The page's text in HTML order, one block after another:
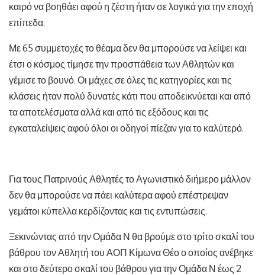
καιρό να βοηθάει αφού η ζέστη ήταν σε λογικά για την εποχή
επίπεδα.
Με 65 συμμετοχές το θέαμα δεν θα μπορούσε να λείψει και
έτσι ο κόσμος τίμησε την προσπάθεια των Αθλητών και
γέμισε το βουνό. Οι μάχες σε όλες τις κατηγορίες και τις
κλάσεις ήταν πολύ δυνατές κάτι που αποδεικνύεται και από
τα αποτελέσματα αλλά και από τις εξόδους και τις
εγκαταλείψεις αφού όλοι οι οδηγοί πίεζαν για το καλύτερό.
Για τους Πατρινούς Αθλητές το Αγωνιστικό διήμερο μάλλον
δεν θα μπορούσε να πάει καλύτερα αφού επέστρεψαν
γεμάτοι κύπελλα κερδίζοντας και τις εντυπώσεις.
Ξεκινώντας από την Ομάδα Ν θα βρούμε στο τρίτο σκαλί του
βάθρου τον Αθλητή του ΑΟΠ Κίμωνα Θέο ο οποίος ανέβηκε
και στο δεύτερο σκαλί του βάθρου για την Ομάδα Ν έως 2